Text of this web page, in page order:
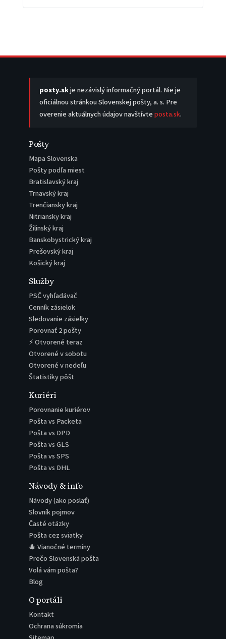
posty.skje nezávislý informačný portál. Nie je
oficiálnou stránkou Slovenskej pošty, a. s. Pre
overenie aktuálnych údajov navštívteposta.sk.
Pošty
Mapa Slovenska
Pošty podľa miest
Bratislavský kraj
Trnavský kraj
Trenčiansky kraj
Nitriansky kraj
Žilinský kraj
Banskobystrický kraj
Prešovský kraj
Košický kraj
Služby
PSČ vyhľadávač
Cenník zásielok
Sledovanie zásielky
Porovnať 2 pošty
⚡ Otvorené teraz
Otvorené v sobotu
Otvorené v nedeľu
Štatistiky pôšt
Kuriéri
Porovnanie kuriérov
Pošta vs Packeta
Pošta vs DPD
Pošta vs GLS
Pošta vs SPS
Pošta vs DHL
Návody & info
Návody (ako poslať)
Slovník pojmov
Časté otázky
Pošta cez sviatky
🎄 Vianočné termíny
Prečo Slovenská pošta
Volá vám pošta?
Blog
O portáli
Kontakt
Ochrana súkromia